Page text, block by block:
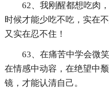
62、我刚醒都想吃肉
时候才能少吃不吃，实在
又实在忍不住！
63、在痛苦中学会微
在情感中动容，在绝望中
镜，才能认清自己。